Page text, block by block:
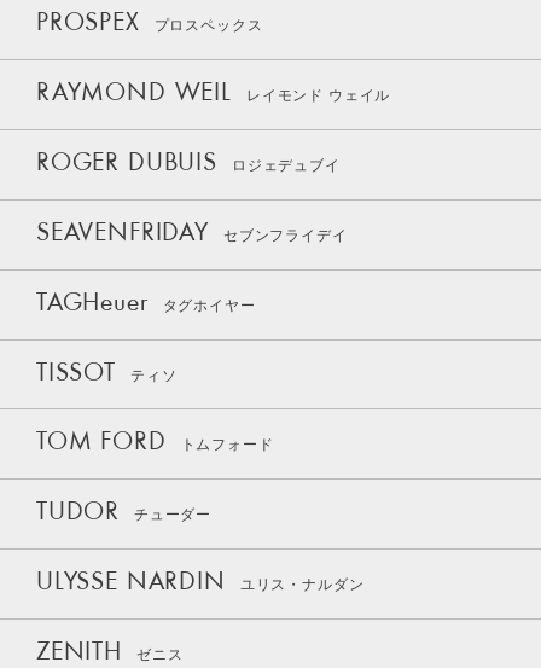
PROSPEX プロスペックス
RAYMOND WEIL レイモンド ウェイル
ROGER DUBUIS ロジェデュブイ
SEAVENFRIDAY セブンフライデイ
TAGHeuer タグホイヤー
TISSOT ティソ
TOM FORD トムフォード
TUDOR チューダー
ULYSSE NARDIN ユリス・ナルダン
ZENITH ゼニス